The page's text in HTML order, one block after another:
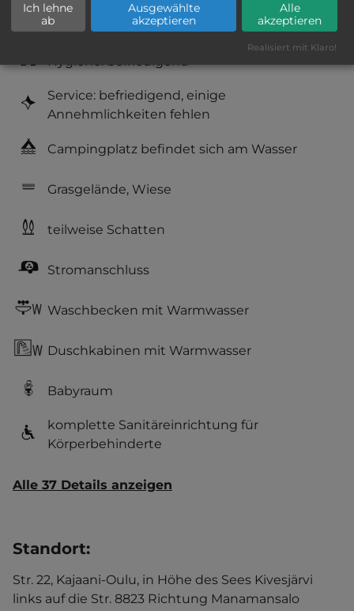
Geräuschkulisse: überwiegend ruhig
Service: befriedigend, einige
Annehmlichkeiten fehlen
Campingplatz befindet sich am Wasser
Grasgelände, Wiese
teilweise Schatten
Stromanschluss
Waschbecken mit Warmwasser
Duschkabinen mit Warmwasser
Babyraum
komplette Sanitäreinrichtung für
Körperbehinderte
Alle 37 Details anzeigen
Standort:
Str. 22, Kajaani-Oulu, in Höhe des Sees Kivesjärvi
links auf die Str. 8823 Richtung Manamansalo
Ich lehne
ab
Ausgewählte
akzeptieren
Alle
akzeptieren
Realisiert mit Klaro!